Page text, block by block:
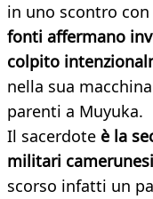
in uno scontro
fonti affermano
colpito
nella sua
parenti a Muyuka.
Il sacerdote è la
militari
scorso infatti un